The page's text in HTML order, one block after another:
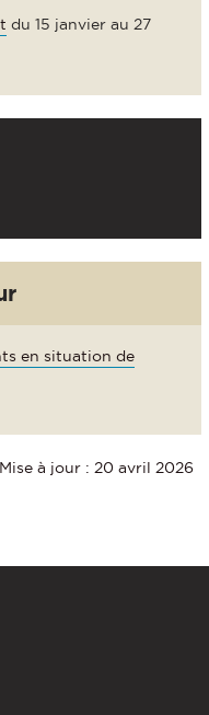
du 15 janvier au 27
en situation de
Mise à jour : 20 avril 2026